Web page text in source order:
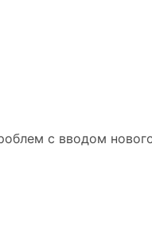
с вводом